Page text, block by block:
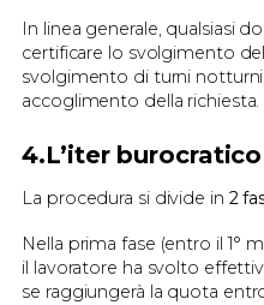
In linea generale, qualsiasi
certificare lo svolgimento
svolgimento di turni
accoglimento della richiesta.
4.L’iter burocratico
La procedura si divide in 2
Nella prima fase (entro il 1°
il lavoratore ha svolto
se raggiungerà la quota